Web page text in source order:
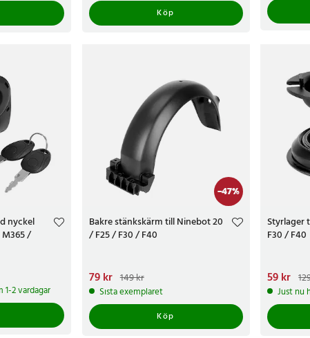
Köp
nyckel
/
1-2 vardagar
-47%
Bakre stänkskärm till Ninebot 20
/ F25 / F30 / F40
Nuvarande pris
149 kr
79 kr 149 kr
Sista exemplaret
Köp
Styrlager
F30 / F40
129 kr
59 kr
Just nu